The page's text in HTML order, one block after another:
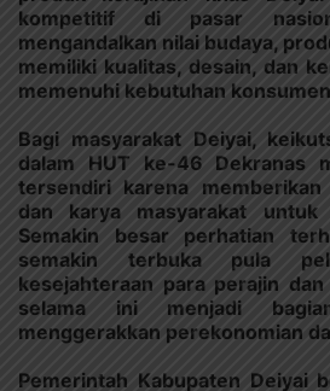
kompetitif di pasar
mengandalkan nilai budaya,
memiliki kualitas, desain, dan
memenuhi kebutuhan
Bagi masyarakat Deiyai,
dalam HUT ke-46 Dekranas
tersendiri karena
dan karya masyarakat
Semakin besar perhatian
semakin terbuka pula
kesejahteraan para perajin
selama ini menjadi
menggerakkan perekonomian
Pemerintah Kabupaten Deiyai